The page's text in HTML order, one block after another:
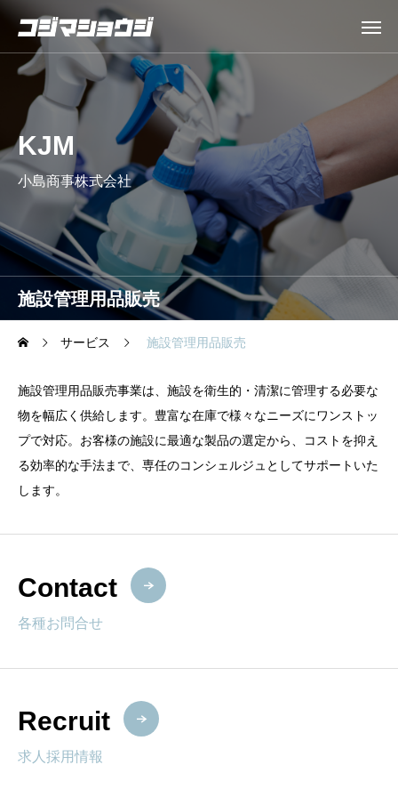
施設管理用品販売
KJM
小島商事株式会社
サービス 施設管理用品販売
施設管理用品販売事業は、施設を衛生的・清潔に管理する必要な
物を幅広く供給します。豊富な在庫で様々なニーズにワンストッ
プで対応。お客様の施設に最適な製品の選定から、コストを抑え
る効率的な手法まで、専任のコンシェルジュとしてサポートいた
します。
Contact
各種お問合せ
Recruit
求人採用情報